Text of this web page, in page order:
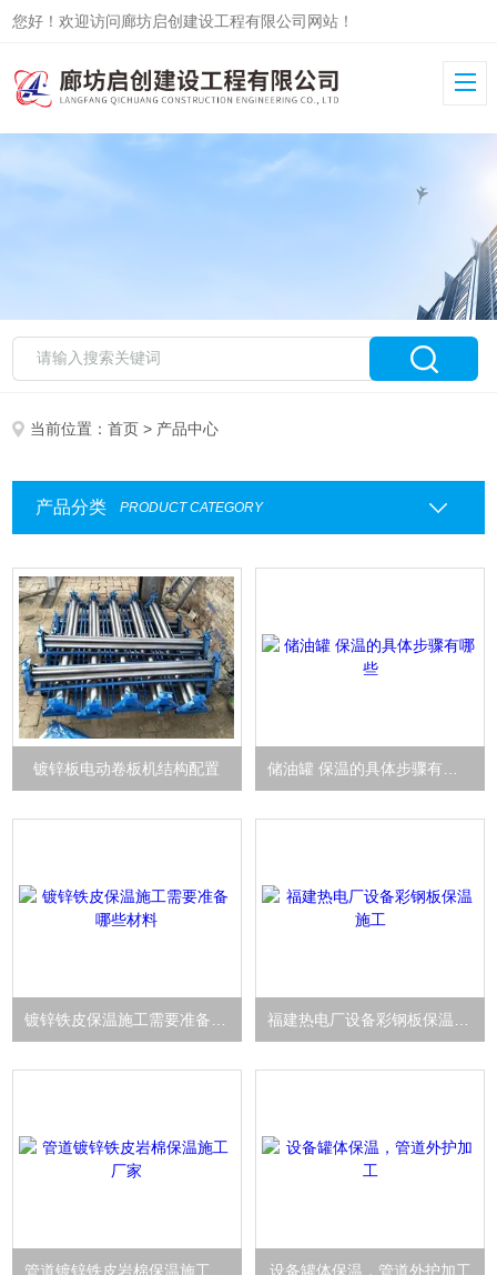
您好！欢迎访问廊坊启创建设工程有限公司网站！
当前位置：首页 > 产品中心
产品分类 PRODUCT CATEGORY
镀锌板电动卷板机结构配置
设备罐体保温，管道外护加工